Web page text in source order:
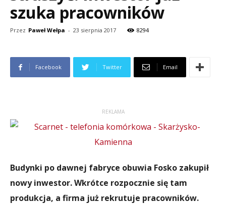
szuka pracowników
Przez Paweł Wełpa - 23 sierpnia 2017 8294
Facebook Twitter Email
REKLAMA
Budynki po dawnej fabryce obuwia Fosko zakupił
nowy inwestor. Wkrótce rozpocznie się tam
produkcja, a firma już rekrutuje pracowników.